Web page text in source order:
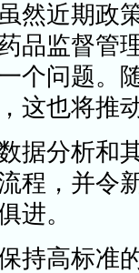
近期政策
品监督管
个问题。
这也将推
分析和其
程，并令
进。
高标准的